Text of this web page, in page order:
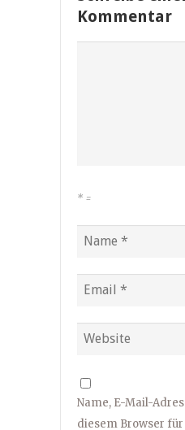
Kommentar
* =
Name, E-Mail-
diesem Browser